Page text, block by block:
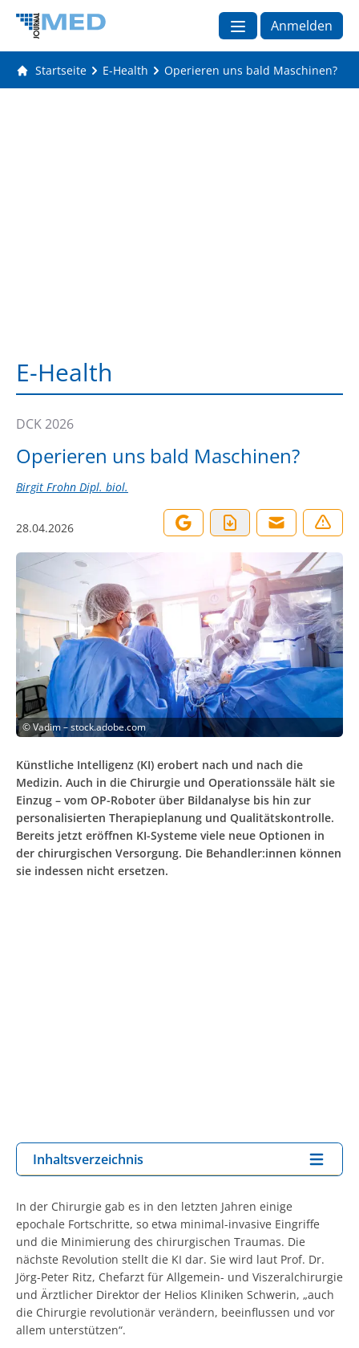
Anmelden
Startseite E-Health Operieren uns bald Maschinen?
E-Health
DCK 2026
Operieren uns bald Maschinen?
Birgit Frohn Dipl. biol.
28.04.2026
©Vadim – stock.adobe.com
Künstliche Intelligenz (KI) erobert nach und nach die
Medizin. Auch in die Chirurgie und Operationssäle hält sie
Einzug – vom OP-Roboter über Bildanalyse bis hin zur
personalisierten Therapieplanung und Qualitätskontrolle.
Bereits jetzt eröffnen KI-Systeme viele neue Optionen in
der chirurgischen Versorgung. Die Behandler:innen können
sie indessen nicht ersetzen.
Inhaltsverzeichnis
In der Chirurgie gab es in den letzten Jahren einige
epochale Fortschritte, so etwa minimal-invasive Eingriffe
und die Minimierung des chirurgischen Traumas. Die
nächste Revolution stellt die KI dar. Sie wird laut Prof. Dr.
Jörg-Peter Ritz, Chefarzt für Allgemein- und Viszeralchirurgie
und Ärztlicher Direktor der Helios Kliniken Schwerin, „auch
die Chirurgie revolutionär verändern, beeinflussen und vor
allem unterstützen“.